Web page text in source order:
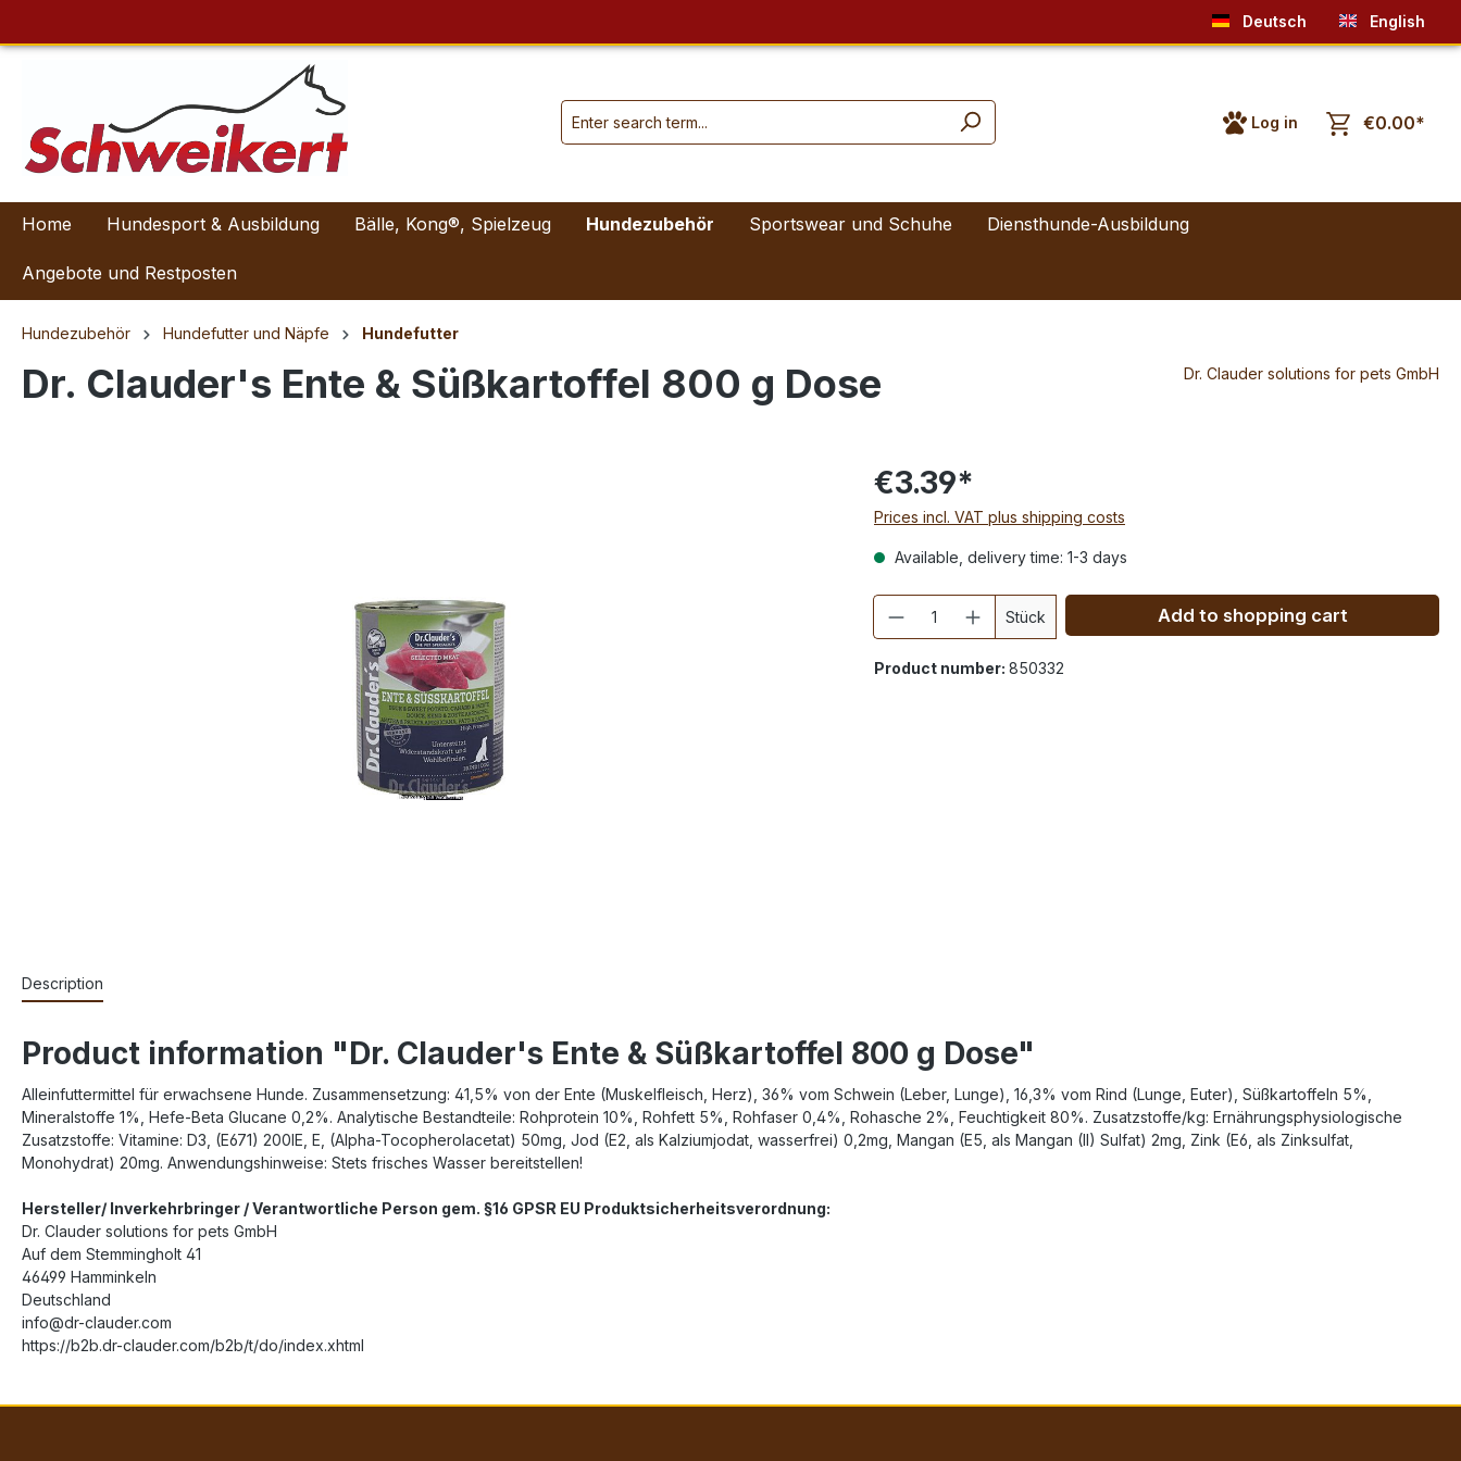
Deutsch English
Log in €0.00*
Home Hundesport & Ausbildung Bälle, Kong®, Spielzeug Hundezubehör Sportswear und Schuhe Diensthunde-Ausbildung
Angebote und Restposten
Hundezubehör Hundefutter und Näpfe Hundefutter
Dr. Clauder's Ente & Süßkartoffel 800 g Dose Dr. Clauder solutions for pets GmbH
€3.39*
Prices incl. VAT plus shipping costs
Available, delivery time: 1-3 days
Quantity
Stück Add to shopping cart
Product number: 850332
Description
Product information "Dr. Clauder's Ente & Süßkartoffel 800 g Dose"
Alleinfuttermittel für erwachsene Hunde. Zusammensetzung: 41,5% von der Ente (Muskelfleisch, Herz), 36% vom Schwein (Leber, Lunge), 16,3% vom Rind (Lunge, Euter), Süßkartoffeln 5%,
Mineralstoffe 1%, Hefe-Beta Glucane 0,2%. Analytische Bestandteile: Rohprotein 10%, Rohfett 5%, Rohfaser 0,4%, Rohasche 2%, Feuchtigkeit 80%. Zusatzstoffe/kg: Ernährungsphysiologische
Zusatzstoffe: Vitamine: D3, (E671) 200IE, E, (Alpha-Tocopherolacetat) 50mg, Jod (E2, als Kalziumjodat, wasserfrei) 0,2mg, Mangan (E5, als Mangan (II) Sulfat) 2mg, Zink (E6, als Zinksulfat,
Monohydrat) 20mg. Anwendungshinweise: Stets frisches Wasser bereitstellen!
Hersteller/ Inverkehrbringer / Verantwortliche Person gem. §16 GPSR EU Produktsicherheitsverordnung:
Dr. Clauder solutions for pets GmbH
Auf dem Stemmingholt 41
46499 Hamminkeln
Deutschland
info@dr-clauder.com
https://b2b.dr-clauder.com/b2b/t/do/index.xhtml